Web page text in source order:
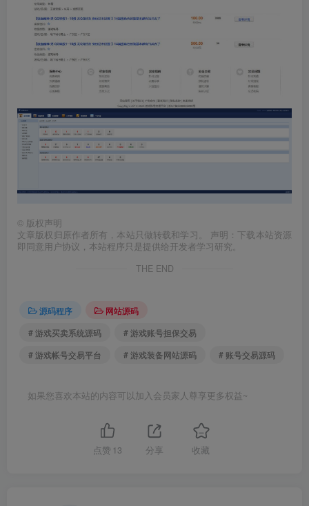
© 版权声明
文章版权归原作者所有，本站只做转载和学习。 声明：下载本站资源
即同意用户协议，本站程序只是提供给开发者学习研究。
THE END
源码程序
网站源码
# 游戏买卖系统源码
# 游戏账号担保交易
# 游戏帐号交易平台
# 游戏装备网站源码 # 账号交易源码
如果您喜欢本站的内容可以加入会员家人尊享更多权益~
点赞 13 分享 收藏